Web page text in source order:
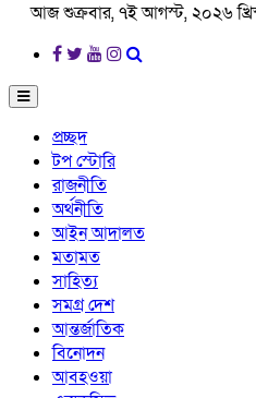
আজ শুক্রবার, ৭ই আগস্ট, ২০২৬
প্রচ্ছদ
টপ স্টোরি
রাজনীতি
অর্থনীতি
আইন আদালত
মতামত
সাহিত্য
সমগ্র দেশ
আন্তর্জাতিক
বিনোদন
আবহওয়া